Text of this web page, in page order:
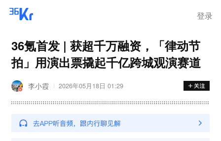
登录
36氪首发 | 获超千万融资，「律动节
拍」用演出票撬起千亿跨城观演赛道
李小霞 2026年05月18日 01:29